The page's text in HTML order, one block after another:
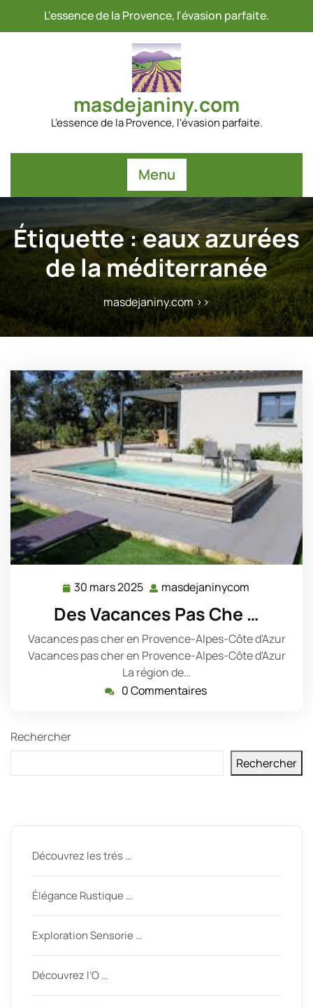
L'essence de la Provence, l'évasion parfaite.
masdejaniny.com
L'essence de la Provence, l'évasion parfaite.
Menu
Étiquette :eaux azurées
de la méditerranée
masdejaniny.com>>
30 mars 2025 30
2025
masdejaninycom
Des Vacances Pas Che …
Vacances pas cher en Provence-Alpes-Côte d'Azur
Vacances pas cher en Provence-Alpes-Côte d'Azur
La région de…
0 Commentaires
Rechercher
Rechercher
Découvrez les trés …
Élégance Rustique …
Exploration Sensorie …
Découvrez l’O …